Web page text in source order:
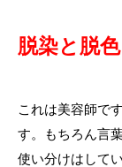
脱染と脱
これは美容師で
す。もちろん言
使い分けはして